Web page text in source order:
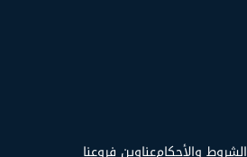
عناوين فروعناالشروط والأحكام